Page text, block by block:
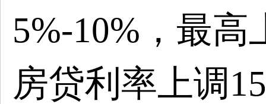
5%-10%，最
房贷利率上调